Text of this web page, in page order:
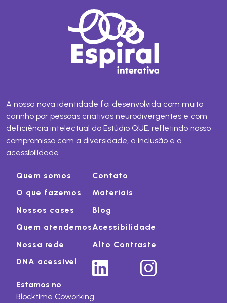
A nossa nova identidade foi desenvolvida com muito
carinho por pessoas criativas neurodivergentes e com
deficiência intelectual do Estúdio QUE, refletindo nosso
compromisso com a diversidade, a inclusão e a
acessibilidade.
Quem somos
O que fazemos
Nossos cases
Quem atendemos
Nossa rede
DNA acessível
Contato
Materiais
Blog
Acessibilidade
Alto Contraste
Estamos no
Blocktime Coworking